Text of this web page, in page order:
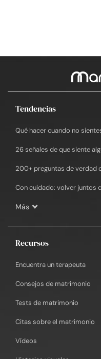
Tendencias
Qué hacer cuando no
26 señales de que siente
200+ preguntas de verdad
Con cuidado: volver juntos
Más
Recursos
Encuentra un terapeuta
Consejos de matrimonio
Tests de matrimonio
Citas sobre el matrimonio
Vídeos